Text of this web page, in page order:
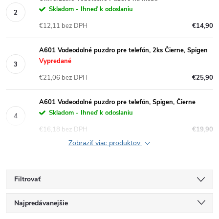
Skladom - Ihneď k odoslaniu
€14,90
€12,11 bez DPH
A601 Vodeodolné puzdro pre telefón, 2ks Čierne, Spigen
Vypredané
€25,90
€21,06 bez DPH
A601 Vodeodolné puzdro pre telefón, Spigen, Čierne
Skladom - Ihneď k odoslaniu
€19,90
€16,18 bez DPH
Zobraziť viac produktov
Filtrovať
R
Najpredávanejšie